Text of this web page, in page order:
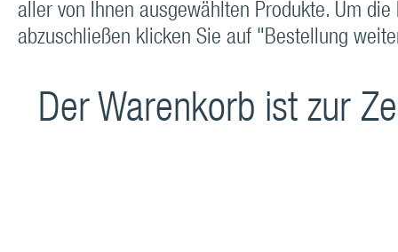
aller von Ihnen ausgewählten Produkte. Um die
abzuschließen klicken Sie auf "Bestellung
Der Warenkorb ist zur